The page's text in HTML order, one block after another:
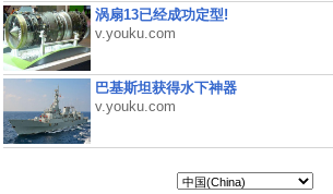
涡扇13已经成功定型!
v.youku.com
巴基斯坦获得水下神器
v.youku.com